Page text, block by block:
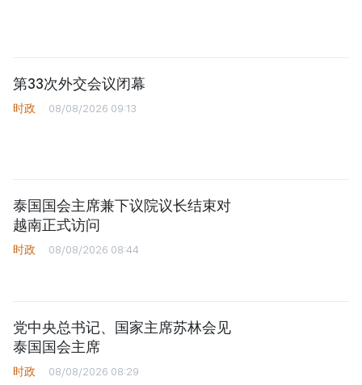
第33次外交会议闭幕
时政 08/08/2026 09:13
泰国国会主席兼下议院议长结束对
越南正式访问
时政 08/08/2026 08:44
党中央总书记、国家主席苏林会见
泰国国会主席
时政 08/08/2026 08:29